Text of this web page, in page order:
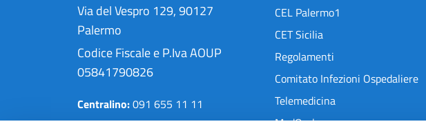
Via del Vespro 129, 90127
Palermo
Codice Fiscale e P.Iva AOUP
05841790826
Centralino:091 655 11 11
Pec:protocollo@cert.policlinico.pa.it
CEL Palermo1
CET Sicilia
Regolamenti
Comitato Infezioni Ospedaliere
Telemedicina
MedOral